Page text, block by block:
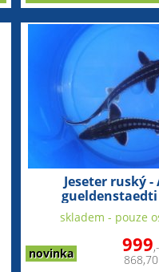
Jeseter ruský -
gueldenstaedti
novinka
skladem - pouze
999,-
868,70